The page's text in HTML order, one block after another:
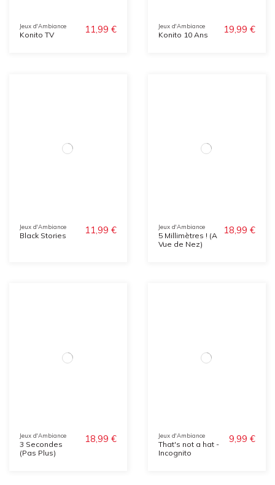
Jeux d'Ambiance
Konito TV 11,99 € Jeux d'Ambiance
Konito 10 Ans 19,99 €
Jeux d'Ambiance
Black Stories 11,99 € Jeux d'Ambiance
5 Millimètres ! (A
Vue de Nez)
18,99 €
Jeux d'Ambiance
3 Secondes
(Pas Plus)
18,99 € Jeux d'Ambiance
That's not a hat -
Incognito
9,99 €